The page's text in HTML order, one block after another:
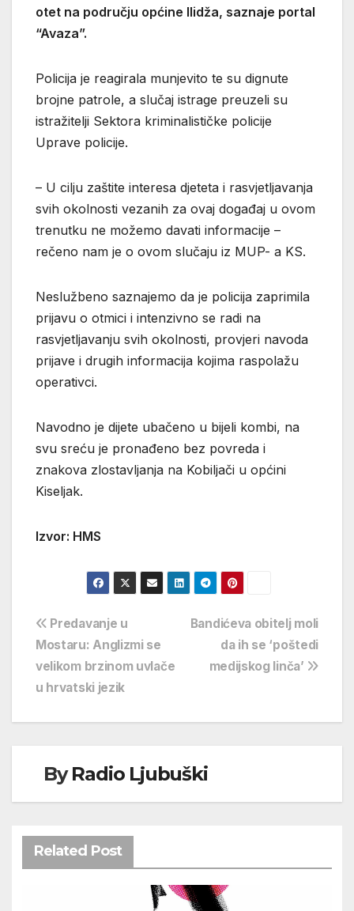
otet na području općine Ilidža, saznaje portal
“Avaza”.
Policija je reagirala munjevito te su dignute
brojne patrole, a slučaj istrage preuzeli su
istražitelji Sektora kriminalističke policije
Uprave policije.
– U cilju zaštite interesa djeteta i rasvjetljavanja
svih okolnosti vezanih za ovaj događaj u ovom
trenutku ne možemo davati informacije –
rečeno nam je o ovom slučaju iz MUP- a KS.
Neslužbeno saznajemo da je policija zaprimila
prijavu o otmici i intenzivno se radi na
rasvjetljavanju svih okolnosti, provjeri navoda
prijave i drugih informacija kojima raspolažu
operativci.
Navodno je dijete ubačeno u bijeli kombi, na
svu sreću je pronađeno bez povreda i
znakova zlostavljanja na Kobiljači u općini
Kiseljak.
Izvor: HMS
Navigacija
objava
Bandićeva obitelj moli
da ih se ‘poštedi
medijskog linča’
Predavanje u
Mostaru: Anglizmi se
velikom brzinom uvlače
u hrvatski jezik
ByRadio Ljubuški
Related Post